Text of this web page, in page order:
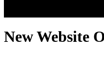
New Website